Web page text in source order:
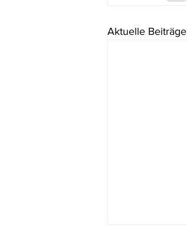
Aktuelle Beiträge